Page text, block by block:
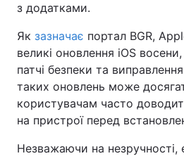
з додатками.
Як зазначає портал BGR,
великі оновлення iOS
патчі безпеки та
таких оновлень може
користувачам часто
на пристрої перед
Незважаючи на незручності,